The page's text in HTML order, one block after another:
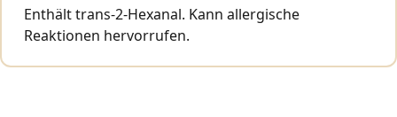
Enthält trans-2-Hexanal. Kann allergische
Reaktionen hervorrufen.